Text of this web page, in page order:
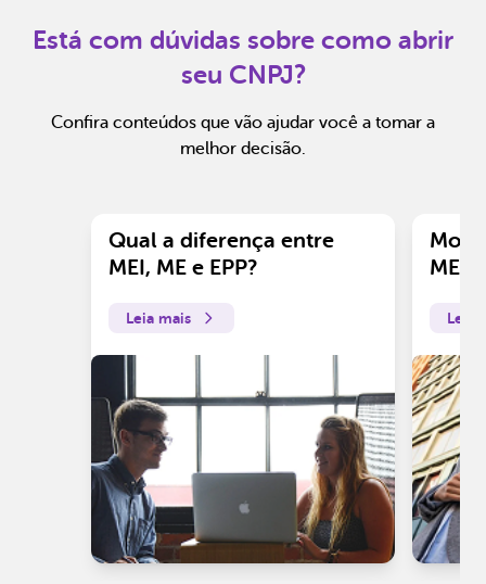
Está com dúvidas sobre como abrir
seu CNPJ?
Confira conteúdos que vão ajudar você a tomar a
melhor decisão.
Qual a diferença entre
MEI, ME e EPP?
Leia mais
ME?
Leia